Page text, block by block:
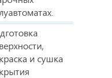
и сушка